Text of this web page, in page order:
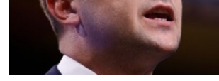
ВІДЕОУРОКИ «ELIFBE»
СВІДЧЕННЯ ОКУПАЦІЇ
УКРАЇНСЬКА ПРОБЛЕМА КРИМУ
Русский
Qırımtatar